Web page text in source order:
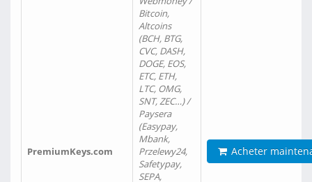
PremiumKeys.com
Bitcoin,
Altcoins
(BCH, BTG,
CVC, DASH,
DOGE, EOS,
ETC, ETH,
LTC, OMG,
SNT, ZEC…) /
Paysera
(Easypay,
Mbank,
Przelewy24,
Safetypay,
SEPA,
Acheter